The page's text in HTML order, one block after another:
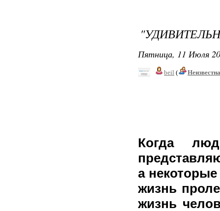
Пятница, 11 Июля
beil (
Когда
а
жизнь
жизнь